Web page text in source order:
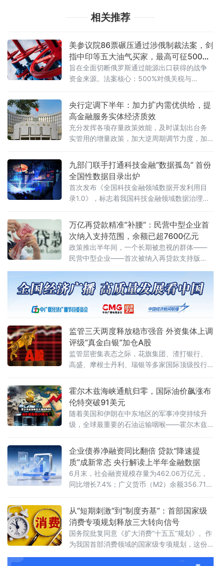
相关推荐
美参议院86票碾压通过涉俄制裁法案，剑
指中印等五大油气买家，最高可征500%
关税
旨在全面切断俄罗斯通过能源出口获得的战争
资金来源。法案核心：500%对俄关税与
权美国联邦
央行定调下半年：加力扩内需优供给，提
高金融服务实体经济质效
充分发挥各项存量政策效能，及时谋划出台务
实管用的增量政策，加大逆周期调节力度，加
优向好发展。
九部门联手打通科技金融“数据孤岛” 首份
全国性数据目录出炉
首次发布《全国科技金融领域数据开发利用目
录1.0》，标志着我国科技金融领域数据治理迈
企业尤其是中小科
万亿再贷款精准“补腰”：民营中型企业首
次纳入支持范围，余额已超7600亿元
政策推出半年间，一个长期被忽视的群体——
民营中型企业——首次被纳入再贷款支持版
打破。
监管三天两度释放稳市强音 外资集体上调
评级“真金白银”加仓A股
监管层密集表态之际，花旗集团、渣打银行、
高盛、摩根士丹利、瑞银等多家国际顶级投行
实际行动表达对中国资产的乐观态度。
霍尔木兹海峡通航归零，国际油价飙涨布
伦特突破91美元
随着美国和伊朗在中东地区的军事冲突持续升
级，全球最重要的石油运输咽喉——霍尔木兹
期货19日在开始新一周交易后价格显著上涨，
布伦特原油期货价格突破每桶90美元关口。截
至美东时间19日18时15分，纽约商品交易所8
月交货的轻质原油期货价格最高升至每桶85.17
美元，上涨2.68美元，涨幅为3.25%；9月交货
企业债券净融资同比翻倍 贷款“降速提
质”成新常态 央行解读上半年金融数据
6月末，社会融资规模存量为462.06万亿元，
同比增长7.4%；广义货币（M2）余额356.71万
亿元，同比增长5.2%。上半年，社会融资规模
增量累计为20.84万亿元，人民币贷款增加
10.72万亿元。同日，国务院新闻办公室举行新
闻发布会，中国人民银行新闻发
从“短期刺激”到“制度夯基”：首部国家级
消费专项规划释放三大转向信号
国务院批复同意《扩大消费“十五五”规划》。作
为我国首部消费领域的国家级专项规划，这份